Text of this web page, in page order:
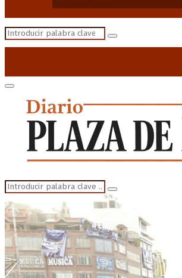
Search
Search
Primary
Menu
Search
for:
Search